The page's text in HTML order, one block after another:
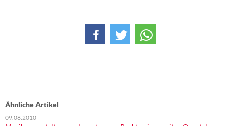
Rosa-Luxemburg-Stiftung
Ähnliche Artikel
09.08.2010